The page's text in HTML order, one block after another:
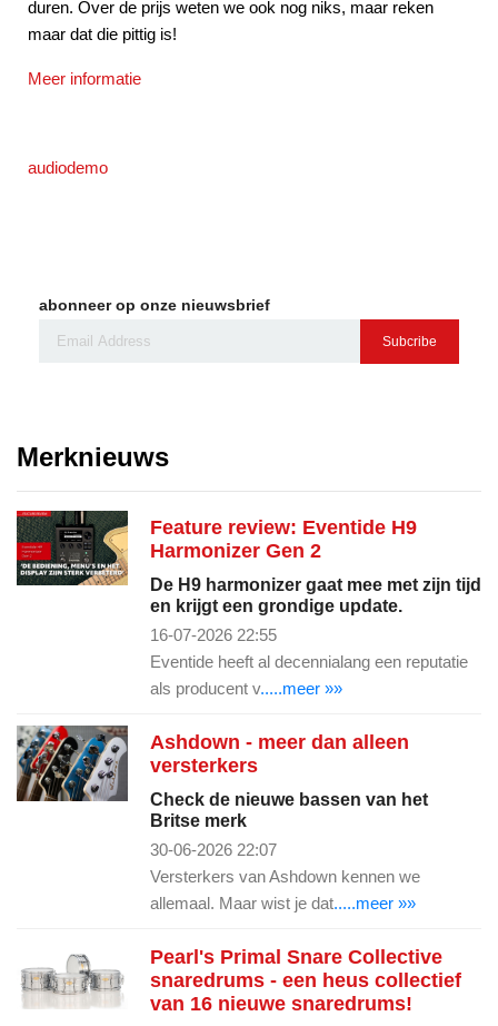
duren. Over de prijs weten we ook nog niks, maar reken
maar dat die pittig is!
Meer informatie
audiodemo
abonneer op onze nieuwsbrief
Subcribe
Merknieuws
Feature review: Eventide H9
Harmonizer Gen 2
De H9 harmonizer gaat mee met zijn tijd
en krijgt een grondige update.
16-07-2026 22:55
Eventide heeft al decennialang een reputatie
als producent v.....meer »»
Ashdown - meer dan alleen
versterkers
Check de nieuwe bassen van het
Britse merk
30-06-2026 22:07
Versterkers van Ashdown kennen we
allemaal. Maar wist je dat.....meer »»
Pearl's Primal Snare Collective
snaredrums - een heus collectief
van 16 nieuwe snaredrums!